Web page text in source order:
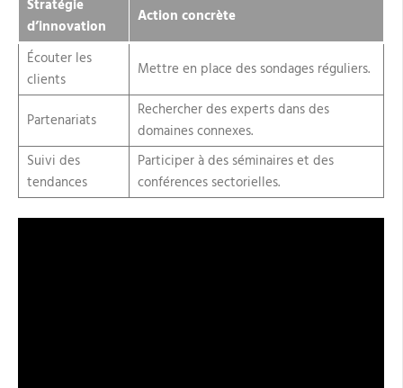
Stratégie
d’innovation
Action concrète
Écouter les
clients
Mettre en place des sondages réguliers.
Partenariats
Rechercher des experts dans des
domaines connexes.
Suivi des
tendances
Participer à des séminaires et des
conférences sectorielles.